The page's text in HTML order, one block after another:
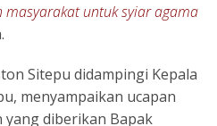
untuk syiar agama
Sitepu didampingi Kepala
menyampaikan ucapan
diberikan Bapak